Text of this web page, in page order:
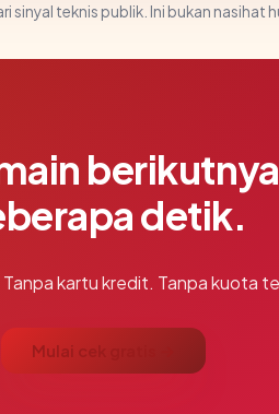
sinyal teknis publik. Ini bukan nasihat
detik.
kartu kredit. Tanpa kuota
Mulai cek gratis →